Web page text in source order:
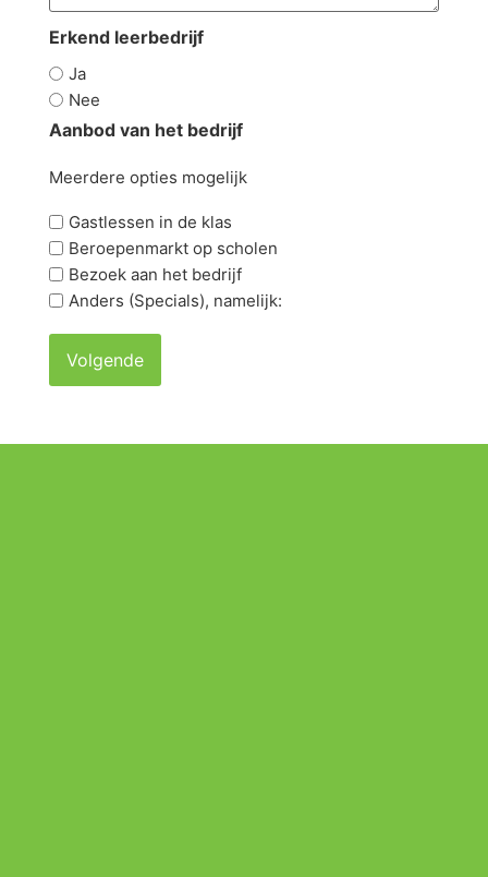
Erkend leerbedrijf
Ja
Nee
Aanbod van het bedrijf
Meerdere opties mogelijk
Gastlessen in de klas
Beroepenmarkt op scholen
Bezoek aan het bedrijf
Anders (Specials), namelijk: